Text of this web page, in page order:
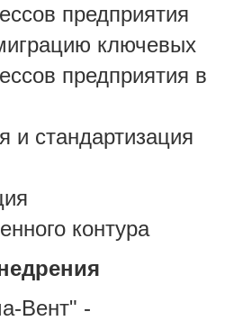
предприятия
ключевых
предприятия в
и стандартизация
контура
Вент" -